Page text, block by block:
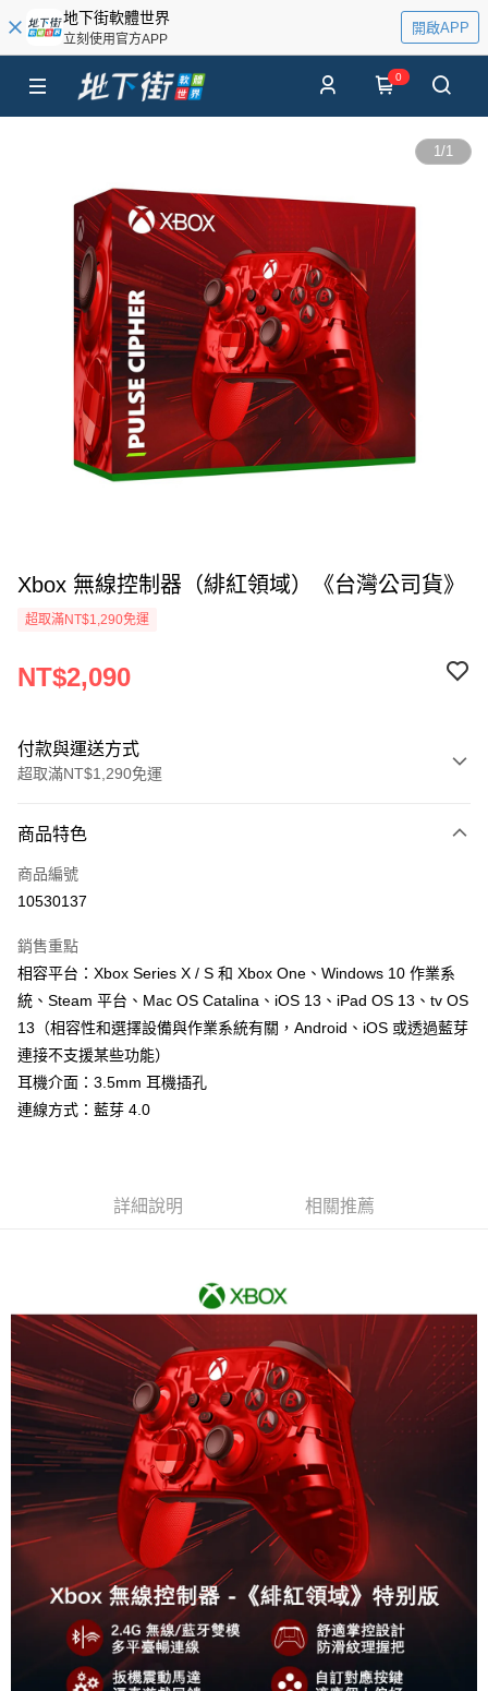
地下街軟體世界
立刻使用官方APP
開啟APP
0
1/1
Xbox 無線控制器（緋紅領域）《台灣公司貨》
超取滿NT$1,290免運
NT$2,090
付款與運送方式
超取滿NT$1,290免運
信用卡一次付款
超商取貨付款
Apple Pay
街口支付
悠遊付
Google Pay
每筆NT$60，滿NT$1,290(含以上)免運費
7-11取貨付款
每筆NT$60，滿NT$1,290(含以上)免運費
7-11付款後取貨
每筆NT$60，滿NT$1,290(含以上)免運費
7-11取貨(快速到店)
每筆NT$75，滿NT$2,500(含以上)免運費
宅配(1-2天到貨)
每筆NT$200，滿NT$1,790(含以上)免運費
商品特色
商品編號
10530137
銷售重點
相容平台：Xbox Series X / S 和 Xbox One、Windows 10 作業系
統、Steam 平台、Mac OS Catalina、iOS 13、iPad OS 13、tv OS
13（相容性和選擇設備與作業系統有關，Android、iOS 或透過藍芽
連接不支援某些功能）
耳機介面：3.5mm 耳機插孔
連線方式：藍芽 4.0
詳細說明 相關推薦